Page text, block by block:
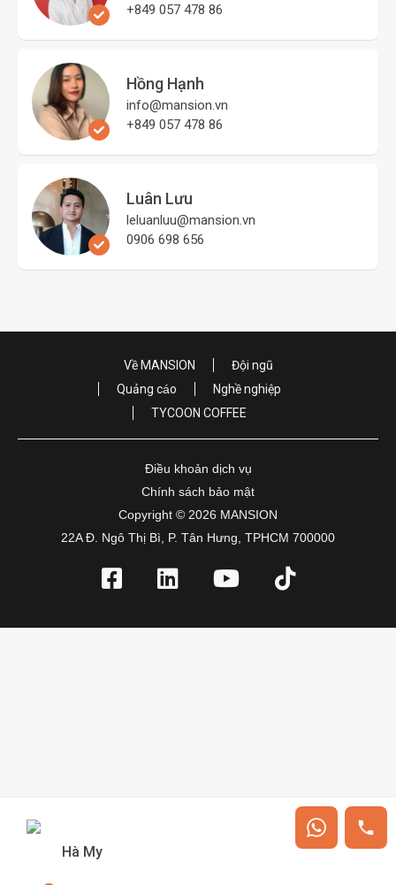
+849 057 478 86
Hồng Hạnh
info@mansion.vn
+849 057 478 86
Luân Lưu
leluanluu@mansion.vn
0906 698 656
Về MANSION
Đội ngũ
Quảng cáo
Nghề nghiệp
TYCOON COFFEE
Điều khoản dịch vụ
Chính sách bảo mật
Copyright © 2026 MANSION
22A Đ. Ngô Thị Bì, P. Tân Hưng, TPHCM 700000
Hà My